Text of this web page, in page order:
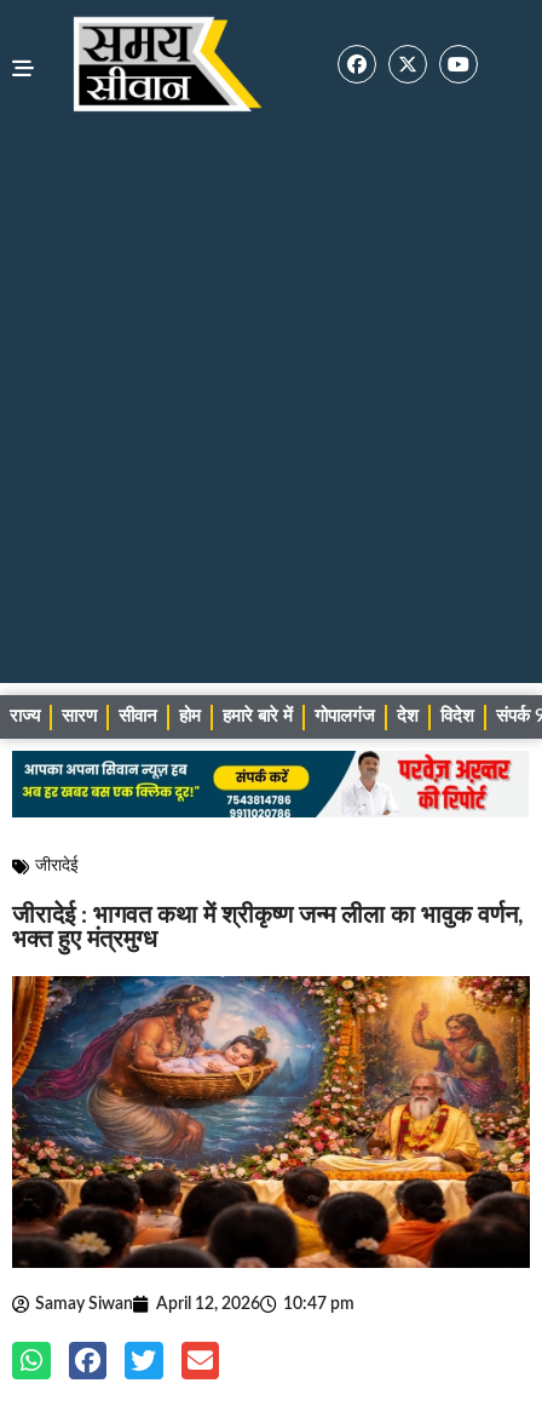
राज्य सारण सीवान होम हमारे बारे में गोपालगंज देश विदेश संपर्क
जीरादेई
जीरादेई : भागवत कथा में श्रीकृष्ण जन्म लीला का भावुक वर्णन,
भक्त हुए मंत्रमुग्ध
Samay Siwan April 12, 2026 10:47 pm